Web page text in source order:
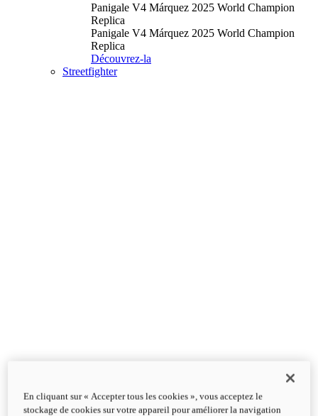
Panigale V4 Márquez 2025 World Champion
Replica
Panigale V4 Márquez 2025 World Champion
Replica
Découvrez-la
Streetfighter
En cliquant sur « Accepter tous les cookies », vous acceptez le
stockage de cookies sur votre appareil pour améliorer la navigation